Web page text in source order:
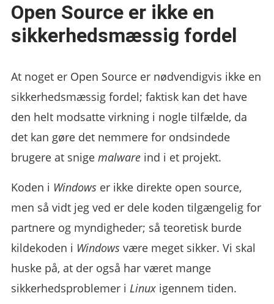
Open Source er ikke en
sikkerhedsmæssig fordel
At noget er Open Source er nødvendigvis ikke en
sikkerhedsmæssig fordel; faktisk kan det have
den helt modsatte virkning i nogle tilfælde, da
det kan gøre det nemmere for ondsindede
brugere at snigemalware ind i et projekt.
Koden i Windows er ikke direkte open source,
men så vidt jeg ved er dele koden tilgængelig for
partnere og myndigheder; så teoretisk burde
kildekoden i Windows være meget sikker. Vi skal
huske på, at der også har været mange
sikkerhedsproblemer iLinux igennem tiden.